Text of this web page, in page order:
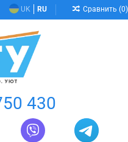
UK RU Сравнить (0)
430